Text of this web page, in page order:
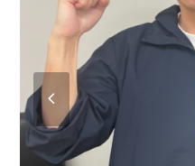
previous
slide